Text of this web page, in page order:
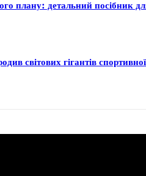
плану: детальний посібник
світових гігантів спортивної